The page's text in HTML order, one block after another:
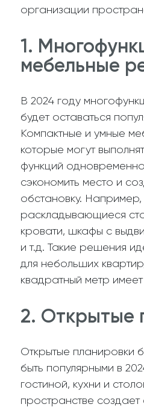
организации
1.
мебельные
В 2024 году
будет оставаться
Компактные и умные
которые могут
функций
сэкономить место и
обстановку. Например,
раскладывающиеся
кровати, шкафы с
и т.д. Такие решения
для небольших
квадратный метр
2. Открытые
Открытые планировки
быть популярными в
гостиной, кухни и
пространстве